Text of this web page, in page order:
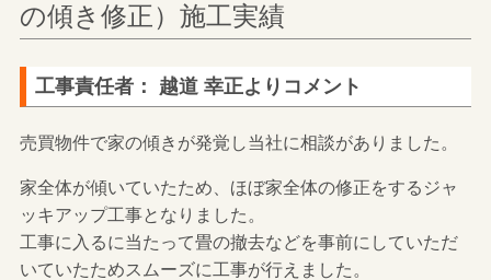
の傾き修正）施工実績
工事責任者： 越道 幸正よりコメント
売買物件で家の傾きが発覚し当社に相談がありました。
家全体が傾いていたため、ほぼ家全体の修正をするジャ
ッキアップ工事となりました。
工事に入るに当たって畳の撤去などを事前にしていただ
いていたためスムーズに工事が行えました。